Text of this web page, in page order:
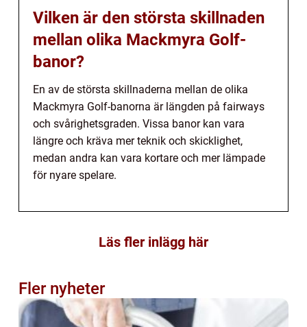
Vilken är den största skillnaden
mellan olika Mackmyra Golf-
banor?
En av de största skillnaderna mellan de olika
Mackmyra Golf-banorna är längden på fairways
och svårighetsgraden. Vissa banor kan vara
längre och kräva mer teknik och skicklighet,
medan andra kan vara kortare och mer lämpade
för nyare spelare.
Läs fler inlägg här
Fler nyheter